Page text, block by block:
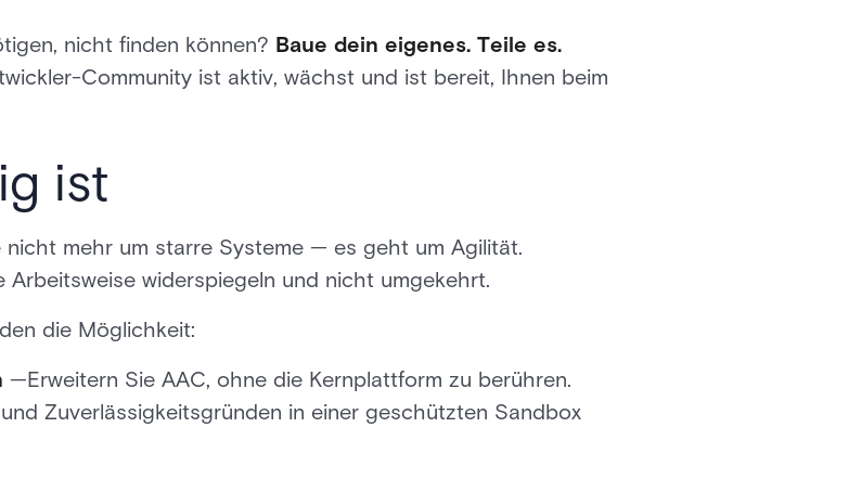
nicht finden können? Baue dein eigenes. Teile es.
Community ist aktiv, wächst und ist bereit, Ihnen beim
ist
mehr um starre Systeme — es geht um Agilität.
widerspiegeln und nicht umgekehrt.
die Möglichkeit:
—Erweitern Sie AAC, ohne die Kernplattform zu berühren.
Zuverlässigkeitsgründen in einer geschützten Sandbox